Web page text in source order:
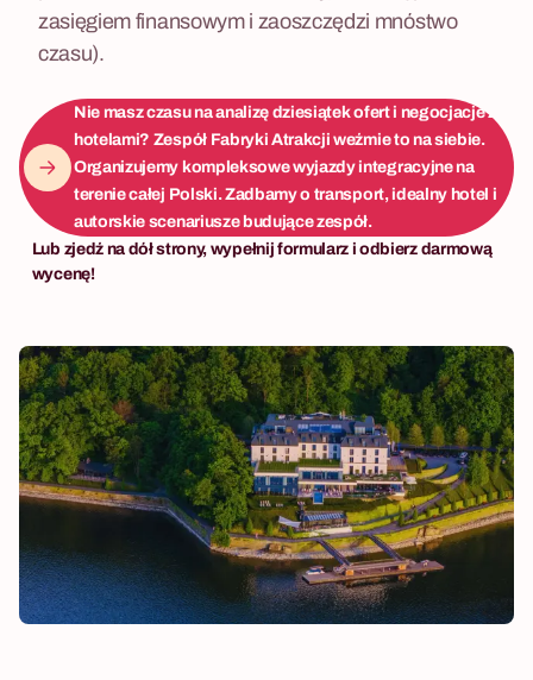
zasięgiem finansowym i zaoszczędzi mnóstwo
czasu).
Nie masz czasu na analizę dziesiątek ofert i negocjacje z
hotelami? Zespół Fabryki Atrakcji weźmie to na siebie.
Organizujemy kompleksowe wyjazdy integracyjne na
terenie całej Polski. Zadbamy o transport, idealny hotel i
autorskie scenariusze budujące zespół.
Lub zjedź na dół strony, wypełnij formularz i odbierz darmową
wycenę!